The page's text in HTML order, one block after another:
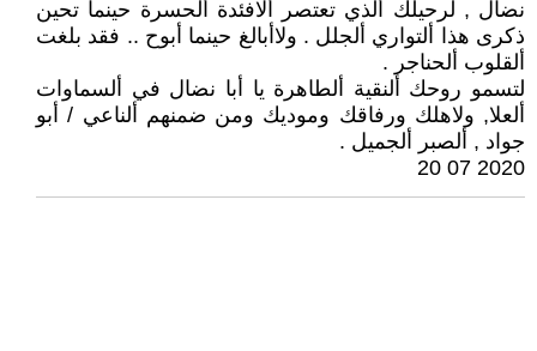
نضال , لرحيلك ألذي تعتصر ألافئدة ألحسرة حينما تحين
ذكرى هذا ألتواري ألجلل . ولاأبالغ حينما أبوح .. فقد بلغت
ألقلوب ألحناجر .
لتسمو روحك ألنقية ألطاهرة يا أبا نضال في ألسماوات
ألعلا, ولاهلك ورفاقك وموديك ومن ضمنهم ألناعي / أبو
جواد , ألصبر ألجميل .
2020 07 20